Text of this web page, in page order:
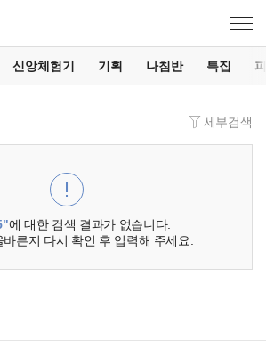
신앙체험기 기획 나침반 특집
세부검색
에 대한 검색 결과가 없습니다.
바른지 다시 확인 후 입력해 주세요.